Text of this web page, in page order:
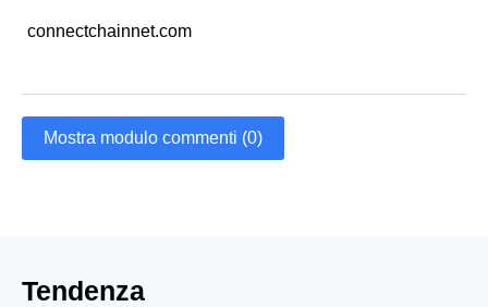
connectchainnet.com
Mostra modulo commenti (0)
Tendenza